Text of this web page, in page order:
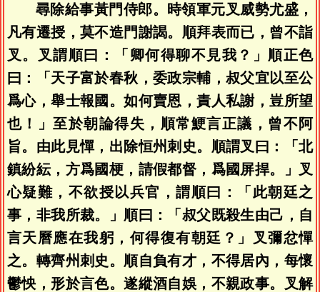
尋除給事黃門侍郎。時領軍元叉威勢尤盛，
凡有遷授，莫不造門謝謁。順拜表而已，曾不詣
叉。叉謂順曰：「卿何得聊不見我？」順正色
曰：「天子富於春秋，委政宗輔，叔父宜以至公
爲心，舉士報國。如何賣恩，責人私謝，豈所望
也！」至於朝論得失，順常鯁言正議，曾不阿
旨。由此見憚，出除恒州刺史。順謂叉曰：「北
鎮紛紜，方爲國梗，請假都督，爲國屏捍。」叉
心疑難，不欲授以兵官，謂順曰：「此朝廷之
事，非我所裁。」順曰：「叔父既殺生由己，自
言天曆應在我躬，何得復有朝廷？」叉彌忿憚
之。轉齊州刺史。順自負有才，不得居內，每懷
鬱怏，形於言色。遂縱酒自娛，不親政事。叉解